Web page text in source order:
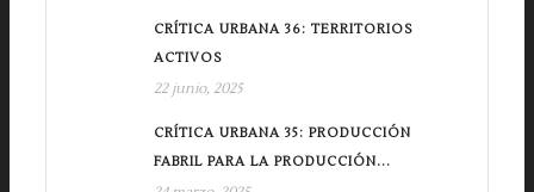
CRÍTICA URBANA 36: TERRITORIOS
ACTIVOS
22 junio, 2025
CRÍTICA URBANA 35: PRODUCCIÓN
FABRIL PARA LA PRODUCCIÓN...